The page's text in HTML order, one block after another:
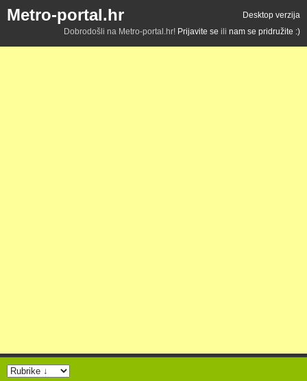
Metro-portal.hr
Desktop verzija
Dobrodošli na Metro-portal.hr! Prijavite se ili nam se pridružite :)